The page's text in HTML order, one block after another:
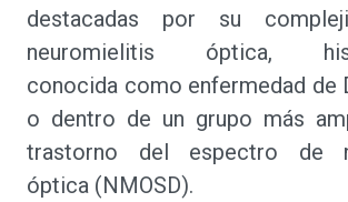
destacadas por su
neuromielitis óptica,
conocida como enfermedad de
o dentro de un grupo más
trastorno del espectro de
óptica (NMOSD).